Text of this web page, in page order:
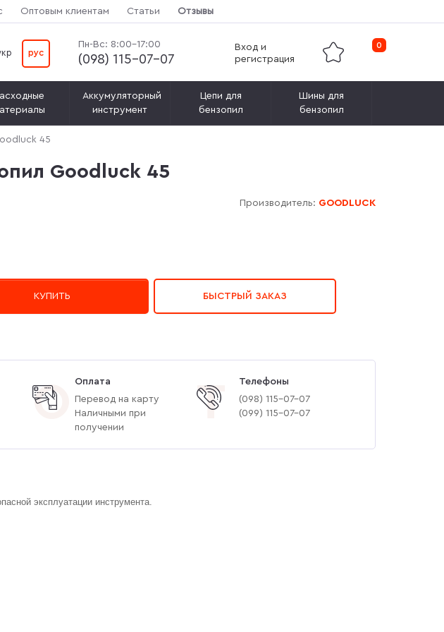
Оптовым клиентам Статьи Отзывы
0
Вход и
регистрация
Пн-Вс: 8:00-17:00
(‎098) 115-07-07
рус
Аккумуляторный
инструмент
Цепи для
бензопил
Шины для
бензопил
45
Goodluck 45
Производитель: GOODLUCK
КУПИТЬ БЫСТРЫЙ ЗАКАЗ
О
Оплата
Перевод на карту
Наличными при
получении
Т
Телефоны
(‎098) 115-07-07
(‎099) 115-07-07
эксплуатации инструмента.